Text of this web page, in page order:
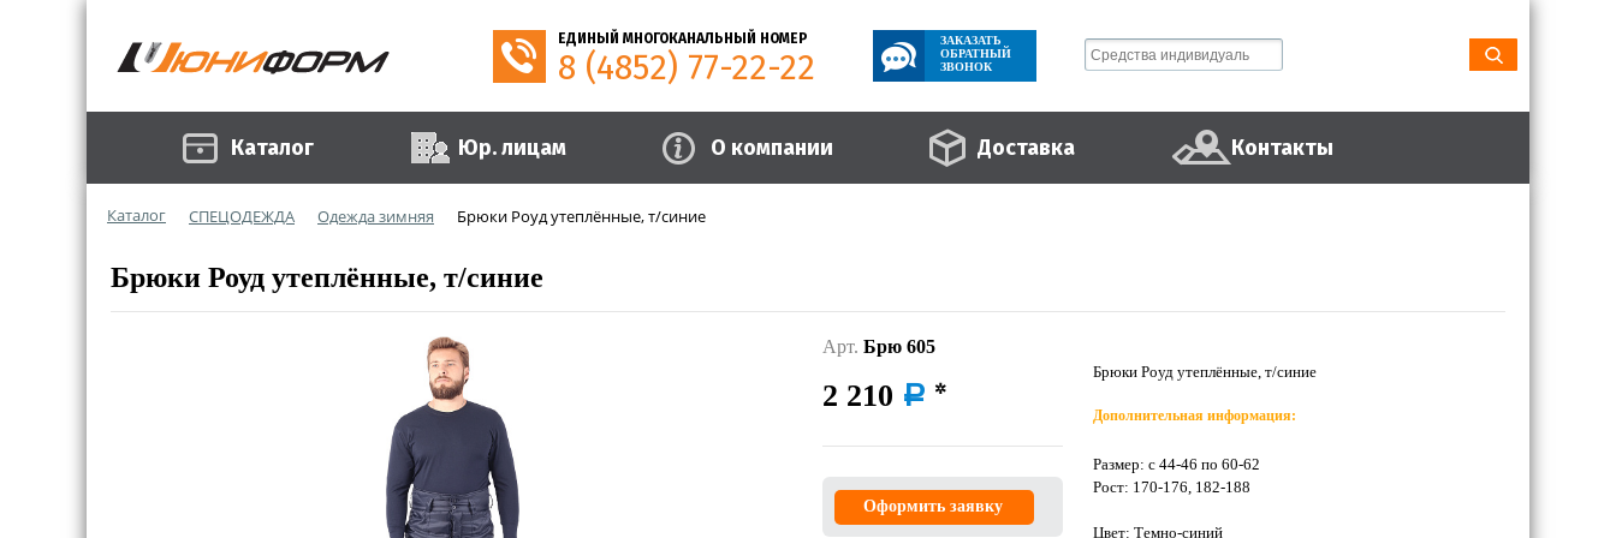
ЕДИНЫЙ МНОГОКАНАЛЬНЫЙ НОМЕР
8 (4852) 77-22-22
ЗАКАЗАТЬ
ОБРАТНЫЙ
ЗВОНОК
Каталог Юр. лицам О компании Доставка Контакты
Каталог СПЕЦОДЕЖДА Одежда зимняя Брюки Роуд утеплённые, т/синие
Брюки Роуд утеплённые, т/синие
Арт. Брю 605
2 210 a
Оформить заявку
Брюки Роуд утеплённые, т/синие
Дополнительная информация:
Размер: с 44-46 по 60-62
Рост: 170-176, 182-188
Цвет: Темно-синий